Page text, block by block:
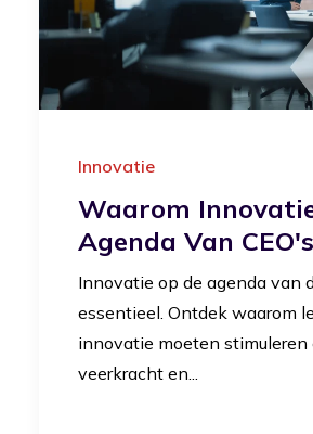
Innovatie
Waarom
Agenda Van
Innovatie op de agenda van
essentieel. Ontdek waarom
innovatie moeten stimuleren
veerkracht en...